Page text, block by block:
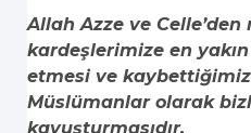
Allah Azze ve Celle’den
kardeşlerimize en
etmesi ve
Müslümanlar olarak
kavuşturmasıdır.